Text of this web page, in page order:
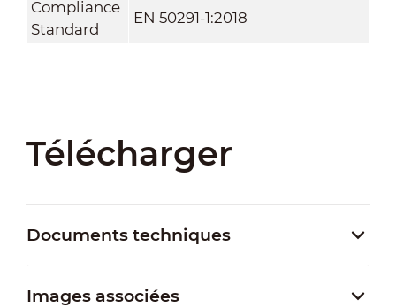
Compliance
Standard
EN 50291-1:2018
Télécharger
Documents techniques
Images associées